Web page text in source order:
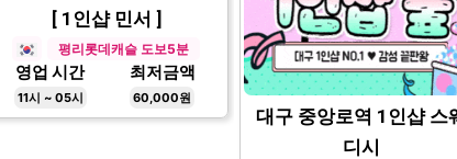
[ 1인샵 민서 ]
평리롯데캐슬 도보5분
영업 시간
11시 ~ 05시
최저금액
60,000원
대구 중앙로역 1인샵 스
디시